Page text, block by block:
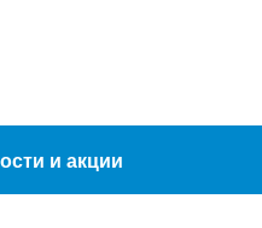
и акции